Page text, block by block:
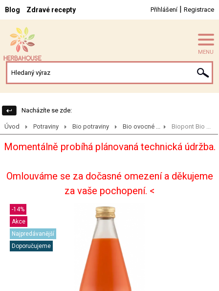
Blog Zdravé recepty Přihlášení| Registrace
MENU
Nacházíte se zde:
Úvod Potraviny Bio potraviny Bio ovocné ... Biopont Bio ...
Momentálně probíhá plánovaná technická údržba.
Omlouváme se za dočasné omezení a děkujeme
za vaše pochopení. <
-14%
Akce
Najpredávanější
Doporučujeme